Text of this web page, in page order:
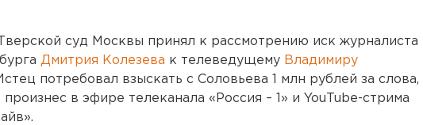
суд Москвы принял к рассмотрению иск журналиста
Дмитрия Колезева к телеведущему Владимиру
потребовал взыскать с Соловьева 1 млн рублей за слова,
в эфире телеканала «Россия – 1» и YouTube-стрима